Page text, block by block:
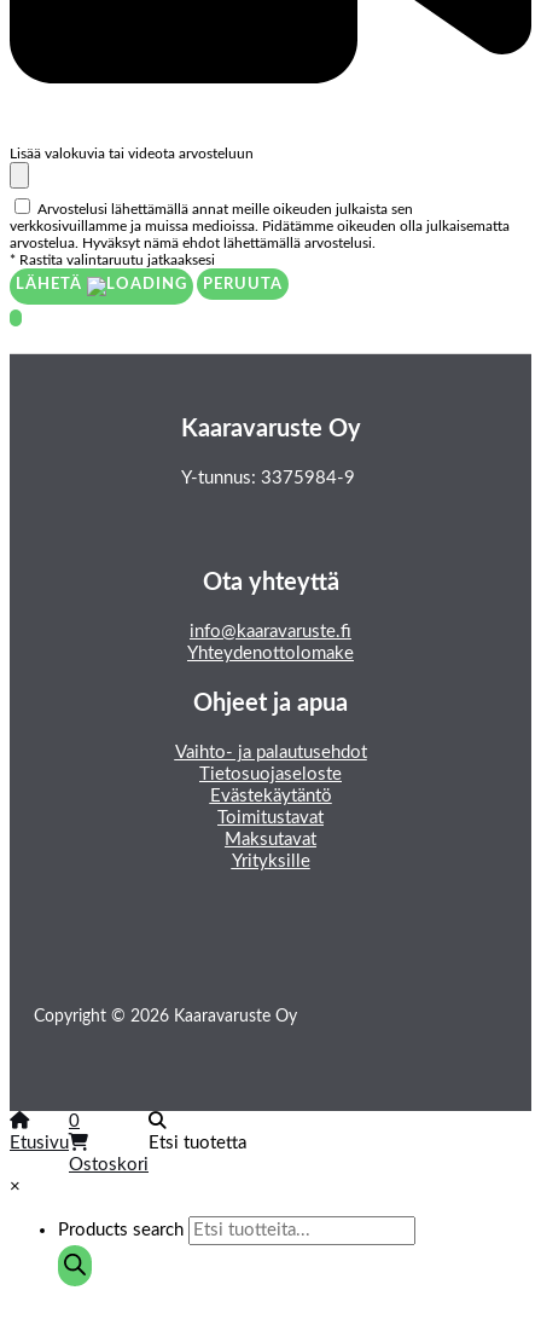
Lisää valokuvia tai videota arvosteluun
Arvostelusi lähettämällä annat meille oikeuden julkaista sen
verkkosivuillamme ja muissa medioissa. Pidätämme oikeuden olla julkaisematta
arvostelua. Hyväksyt nämä ehdot lähettämällä arvostelusi.
* Rastita valintaruutu jatkaaksesi
LÄHETÄ
PERUUTA
Kaaravaruste Oy
Y-tunnus: 3375984-9
Ota yhteyttä
info@kaaravaruste.fi
Yhteydenottolomake
Ohjeet ja apua
Vaihto- ja palautusehdot
Tietosuojaseloste
Evästekäytäntö
Toimitustavat
Maksutavat
Yrityksille
Copyright © 2026 Kaaravaruste Oy
Etusivu
0
Ostoskori
Etsi tuotetta
×
Products search